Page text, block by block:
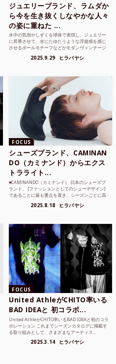
ジュエリーブランド、ラムダか
ら今を生き抜くしなやかな人々
の姿に重ねた ...
水中の気泡やしずくを球体で表現し、ジュエリー
に昇華させて、水にたゆたうような浮遊感を感じ
させるボールモチーフなどがモダンヴィンテージ
2025.9.29 ヒラバヤシ
FOCUS
シューズブランド、CAMINAN
DO（カミナンド）からエクス
トラライト...
■CAMINANDO（カミナンド） 日本のシューズブ
ランド。 [ファッションとしてのシューデザイン]
であることに最も重点を置き、シーズンごとに高
2025.8.18 ヒラバヤシ
FOCUS
United AthleがCHITO率いる
BAD IDEAと 初コラボ...
United AthleがCHITO率いるBAD IDEAと初のコラ
ボレーション これまでシーズンカタログに掲載す
る取り組みとして、さまざまなアーティス...
2025.3.14 ヒラバヤシ